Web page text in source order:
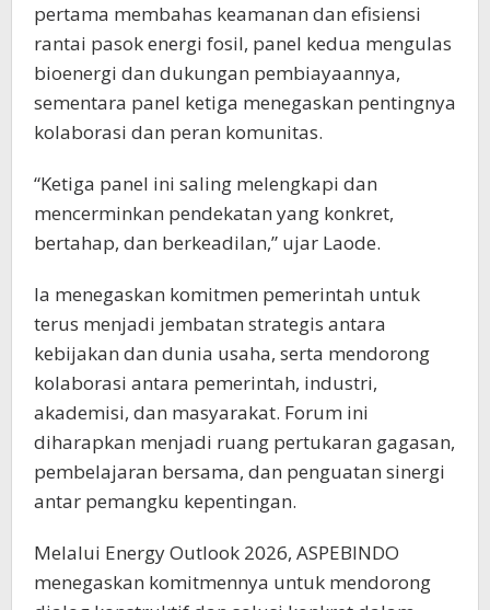
pertama membahas keamanan dan efisiensi
rantai pasok energi fosil, panel kedua mengulas
bioenergi dan dukungan pembiayaannya,
sementara panel ketiga menegaskan pentingnya
kolaborasi dan peran komunitas.
“Ketiga panel ini saling melengkapi dan
mencerminkan pendekatan yang konkret,
bertahap, dan berkeadilan,” ujar Laode.
Ia menegaskan komitmen pemerintah untuk
terus menjadi jembatan strategis antara
kebijakan dan dunia usaha, serta mendorong
kolaborasi antara pemerintah, industri,
akademisi, dan masyarakat. Forum ini
diharapkan menjadi ruang pertukaran gagasan,
pembelajaran bersama, dan penguatan sinergi
antar pemangku kepentingan.
Melalui Energy Outlook 2026, ASPEBINDO
menegaskan komitmennya untuk mendorong